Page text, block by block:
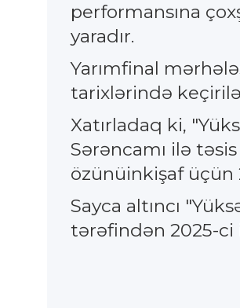
performansına
yaradır.
Yarımfinal
tarixlərində
Xatırladaq ki,
Sərəncamı ilə
özünüinkişaf
Sayca altıncı
tərəfindən 2025-ci